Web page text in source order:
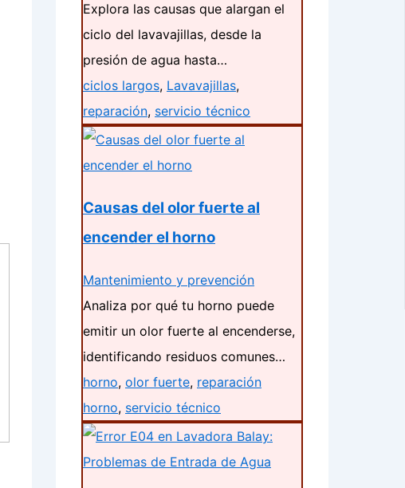
Explora las causas que alargan el
ciclo del lavavajillas, desde la
presión de agua hasta…
ciclos largos, Lavavajillas,
reparación, servicio técnico
Causas del olor fuerte al
encender el horno
Mantenimiento y prevención
Analiza por qué tu horno puede
emitir un olor fuerte al encenderse,
identificando residuos comunes…
horno, olor fuerte, reparación
horno, servicio técnico